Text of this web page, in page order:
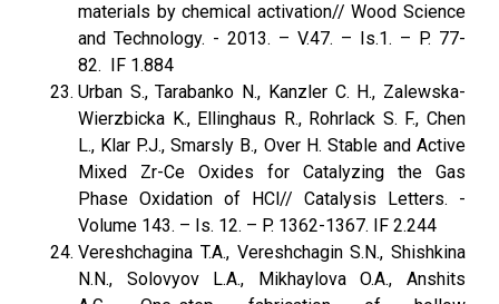
materials by chemical activation// Wood Science
and Technology. - 2013. – V.47. – Is.1. – P. 77-
82. IF 1.884
Urban S., Tarabanko N., Kanzler C. H., Zalewska-
Wierzbicka K., Ellinghaus R., Rohrlack S. F., Chen
L., Klar P.J., Smarsly B., Over H. Stable and Active
Mixed Zr-Ce Oxides for Catalyzing the Gas
Phase Oxidation of HCl// Catalysis Letters. -
Volume 143. – Is. 12. – P. 1362-1367. IF 2.244
Vereshchagina T.А., Vereshchagin S.N., Shishkina
N.N., Solovyov L.A., Mikhaylova O.A., Anshits